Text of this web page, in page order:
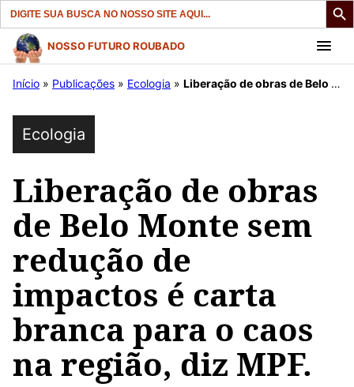
Search
for:
Pular
para
conteúdo
NOSSO FUTURO ROUBADO
Início » Publicações » Ecologia » Liberação de obras de Belo Monte sem redução de impactos é carta branca para o caos na região, diz MPF.
Ecologia
Liberação de obras
de Belo Monte sem
redução de
impactos é carta
branca para o caos
na região, diz MPF.